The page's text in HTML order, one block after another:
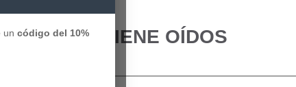
HIGIENE OÍDOS
un código del 10%